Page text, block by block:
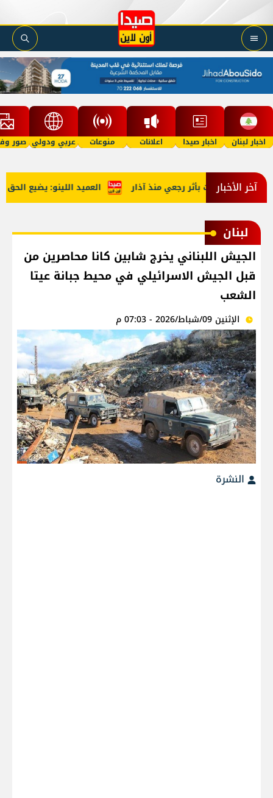
اخبار لبنان اخبار صيدا اعلانات منوعات عربي ودولي صور
آخر الأخبار العميد اللينو: يضيع الحق
لبنان
الجيش اللبناني يخرج شابين كانا محاصرين من
قبل الجيش الاسرائيلي في محيط جبانة عيتا
الشعب
الإثنين 09/شباط/2026 - 07:03 م
النشرة